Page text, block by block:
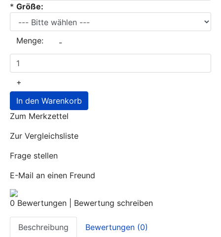
* Größe:
Menge: -
+
In den Warenkorb
Zum Merkzettel
Zur Vergleichsliste
Frage stellen
E-Mail an einen Freund
0 Bewertungen Bewertung schreiben
Beschreibung Bewertungen (0)